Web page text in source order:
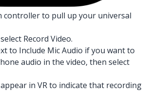
controller to pull up your universal
Record Video.
to Include Mic Audio if you want to
audio in the video, then select
in VR to indicate that recording